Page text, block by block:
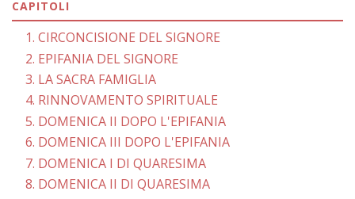
CAPITOLI
1. CIRCONCISIONE DEL SIGNORE
2. EPIFANIA DEL SIGNORE
3. LA SACRA FAMIGLIA
4. RINNOVAMENTO SPIRITUALE
5. DOMENICA II DOPO L'EPIFANIA
6. DOMENICA III DOPO L'EPIFANIA
7. DOMENICA I DI QUARESIMA
8. DOMENICA II DI QUARESIMA